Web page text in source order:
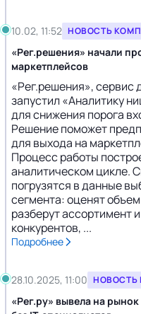
10.02, 11:52 НОВОСТЬ
«Рег.решения» начали
маркетплейсов
«Рег.решения», сервис
запустил «Аналитику
для снижения порога
Решение поможет
для выхода на
Процесс работы
аналитическом цикле.
погрузятся в данные
сегмента: оценят
разберут ассортимент
конкурентов, ...
Подробнее
28.10.2025, 11:00 НОВОСТЬ
«Рег.ру» вывела на